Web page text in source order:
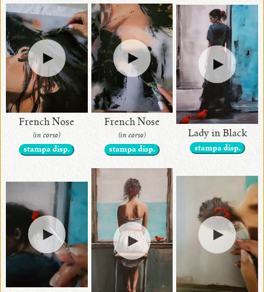
Home
Decor
di
Alina
Collezione
Artigianale
Alina
Pietre Esotiche
French Nose
(in corso)
stampa disp.
French Nose
(in corso)
stampa disp.
Lady in Black
stampa disp.